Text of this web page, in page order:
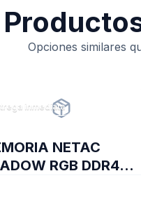
Opciones similares
inmediata
NETAC
RGB DDR4